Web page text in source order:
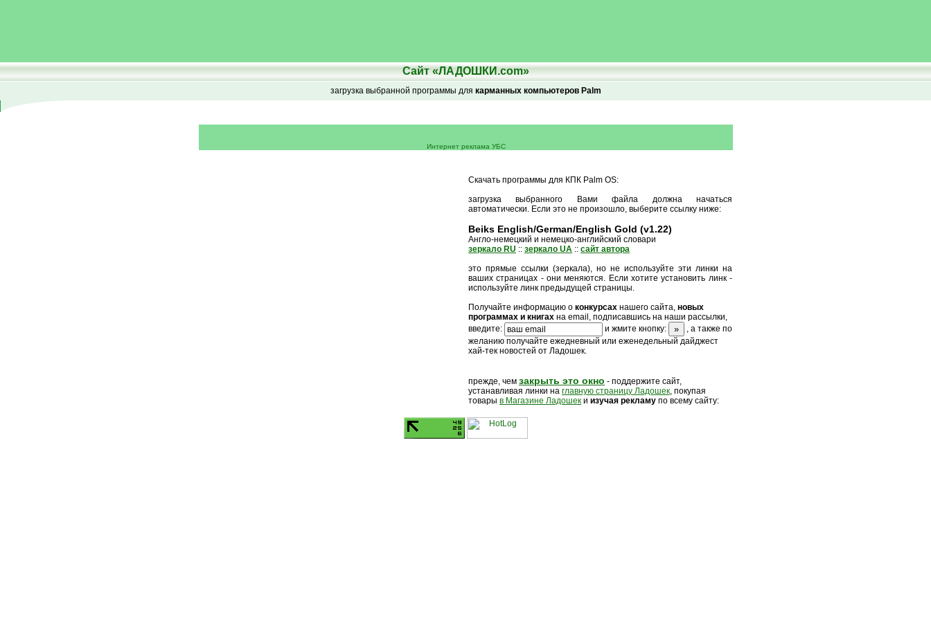
Сайт «ЛАДОШКИ.com»
загрузка выбранной программы для карманных компьютеров Palm
Интернет реклама УБС
Скачать программы для КПК Palm OS:
загрузка выбранного Вами файла должна начаться
автоматически. Если это не произошло, выберите ссылку ниже:
Beiks English/German/English Gold (v1.22)
Англо-немецкий и немецко-английский словари
зеркало RU :: зеркало UA :: сайт автора
это прямые ссылки (зеркала), но не используйте эти линки на
ваших страницах - они меняются. Если хотите установить линк -
используйте линк предыдущей страницы.
Получайте информацию о конкурсах нашего сайта, новых
программах и книгах на email, подписавшись на наши рассылки,
введите:
и жмите кнопку:
, а также по
желанию получайте ежедневный или еженедельный дайджест
хай-тек новостей от Ладошек.
прежде, чем закрыть это окно - поддержите сайт,
устанавливая линки на главную страницу Ладошек, покупая
товары в Магазине Ладошек и изучая рекламу по всему сайту: